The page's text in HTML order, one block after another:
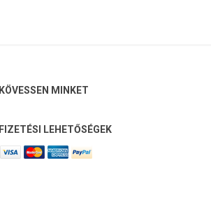
KÖVESSEN MINKET
FIZETÉSI LEHETŐSÉGEK